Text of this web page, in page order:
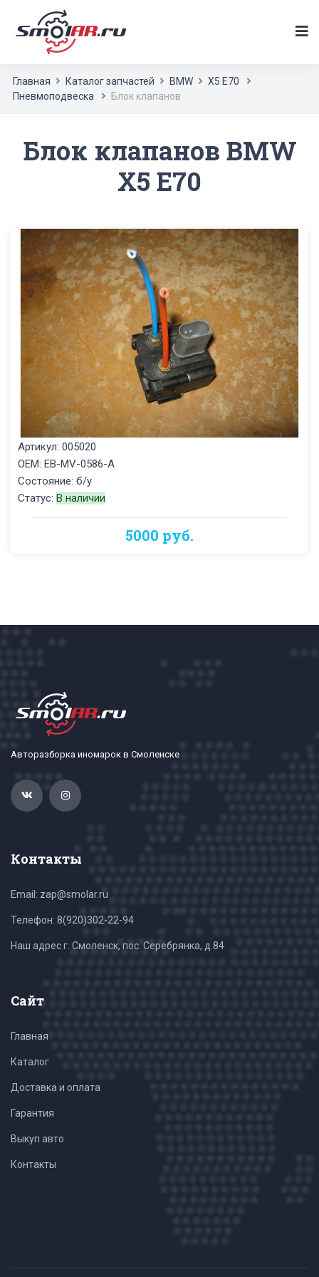
Главная Каталог запчастей BMW
X5 E70
Пневмоподвеска
Блок клапанов
Блок клапанов BMW
X5 E70
Артикул: 005020
OEM: EB-MV-0586-A
Состояние: б/у
Статус: В наличии
5000 руб.
Авторазборка иномарок в Смоленске
Контакты
Email: zap@smolar.ru
Телефон: 8(920)302-22-94
Наш адрес г. Смоленск, пос. Серебрянка, д.84
Сайт
Главная
Каталог
Доставка и оплата
Гарантия
Выкуп авто
Контакты